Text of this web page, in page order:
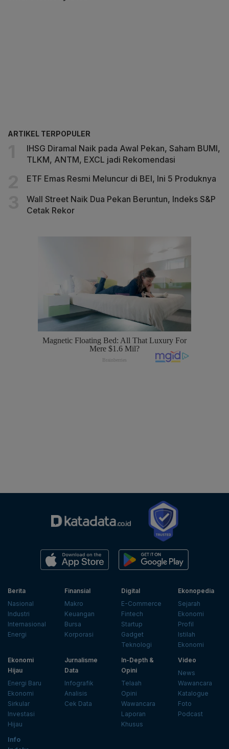
ARTIKEL TERPOPULER
IHSG Diramal Naik pada Awal Pekan, Saham BUMI,
TLKM, ANTM, EXCL jadi Rekomendasi
ETF Emas Resmi Meluncur di BEI, Ini 5 Produknya
Wall Street Naik Dua Pekan Beruntun, Indeks S&P
Cetak Rekor
Berita
Nasional
Industri
Internasional
Energi
Finansial
Makro
Keuangan
Bursa
Korporasi
Digital
E-Commerce
Fintech
Startup
Gadget
Teknologi
Ekonopedia
Sejarah
Ekonomi
Profil
Istilah
Ekonomi
Ekonomi
Hijau
Energi Baru
Ekonomi
Sirkular
Investasi
Hijau
Jurnalisme
Data
Infografik
Analisis
Cek Data
In-Depth &
Opini
Telaah
Opini
Wawancara
Laporan
Khusus
Video
News
Wawancara
Katalogue
Foto
Podcast
Info